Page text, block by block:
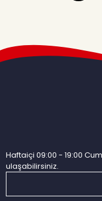
Haftaiçi 09:00 - 19:00
ulaşabilirsiniz.